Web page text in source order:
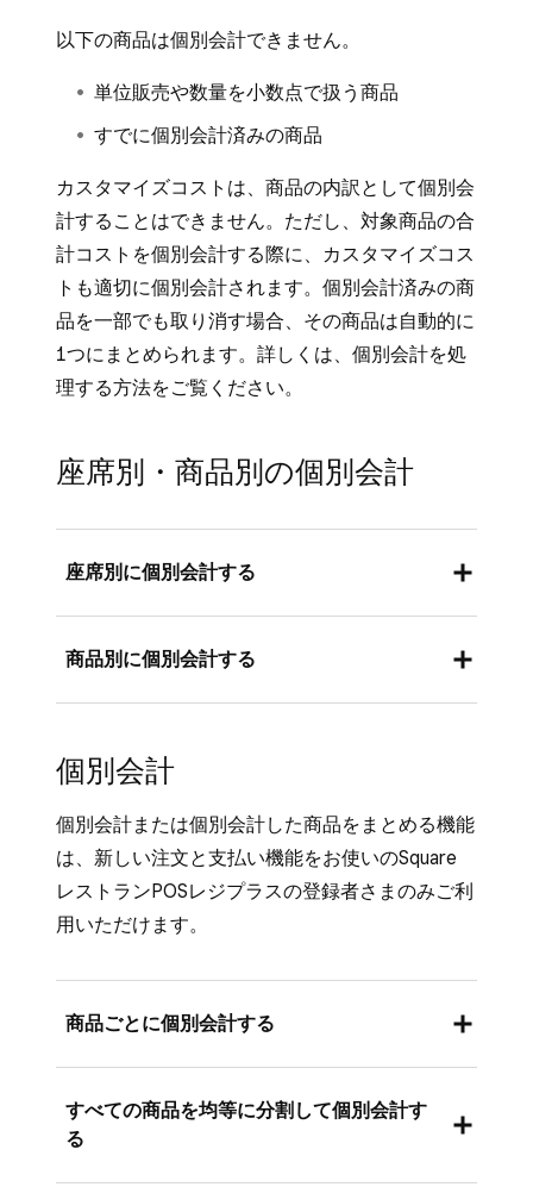
以下の商品は個別会計できません。
単位販売や数量を小数点で扱う商品
すでに個別会計済みの商品
カスタマイズコストは、商品の内訳として個別会
計することはできません。ただし、対象商品の合
計コストを個別会計する際に、カスタマイズコス
トも適切に個別会計されます。個別会計済みの商
品を一部でも取り消す場合、その商品は自動的に
1つにまとめられます。詳しくは、 個別会計を処
理する方法をご覧ください。
座席別・商品別の個別会計
座席別に個別会計する
モードが有効になっているSquare POSレジア
プリまたはSquare レストランPOSレジアプリ
Square POSレジアプリを開きます。
個別会計する伝票を選択し、[アクション]
> [個別会計] の順にタップし ます。
座席別に個別会計 ] を選択します。
票が自動作成されます。テーブル単位で登
録された商品の移動や、個別会計した伝票
タップします。
商品別に個別会計する
モードが有効になっているSquare POSレジア
プリまたはSquare レストランPOSレジアプリ
からの場合：
Square POSレジアプリを開きます。
個別会計する伝票を選択し、[
別の伝票に移動する商品を選択します。
[新規伝票を作成] をタップします。
[ すべて保存] を選択します。
個別会計
個別会計または個別会計した商品をまとめる機能
は、 新しい注文と支払い機能をお使いのSquare
レストランPOSレジプラスの登録者さまのみご利
用いただけます。
商品ごとに個別会計する
モードが有効になっているSquare POSレジア
プリまたはSquare レストランPOSレジアプリ
すべての商品を均等に分割して個別会計す
る